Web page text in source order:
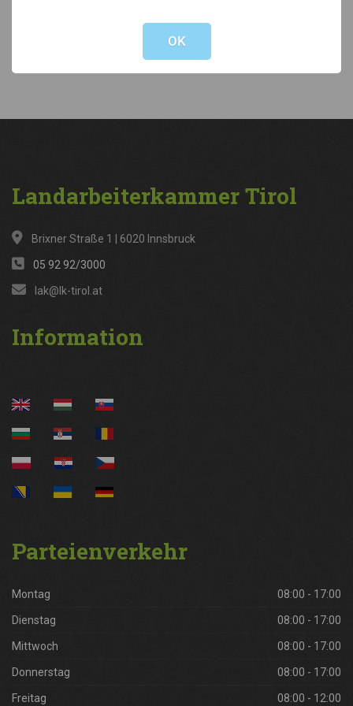
LandarbeiterkammerTirol
Brixner Straße 1 | 6020 Innsbruck
05 92 92/3000
lak@lk-tirol.at
Information
Parteienverkehr
Montag 08:00 - 17:00
Dienstag 08:00 - 17:00
Mittwoch 08:00 - 17:00
Donnerstag 08:00 - 17:00
Freitag 08:00 - 12:00
OK